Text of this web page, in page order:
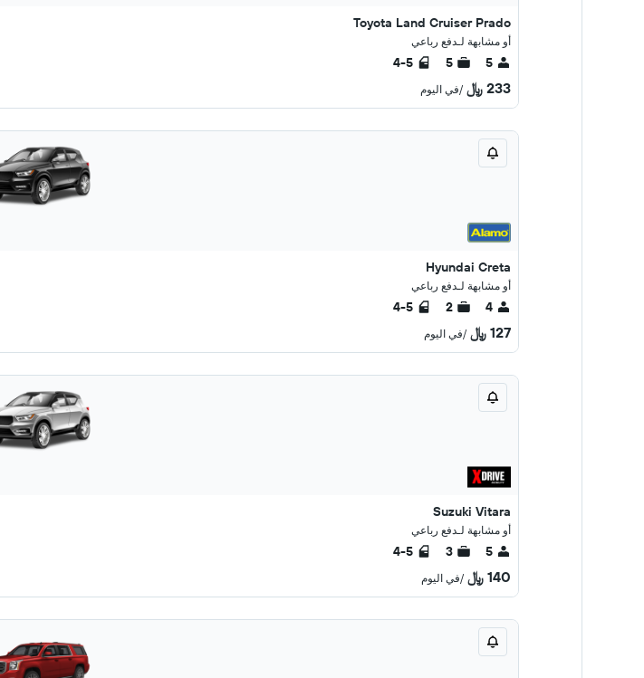
Toyota Land Cruiser Prado
أو مشابهة لـدفع رباعي
5
5
4-5
233 ﷼ /في اليوم
Hyundai Creta
أو مشابهة لـدفع رباعي
4
2
4-5
127 ﷼ /في اليوم
Suzuki Vitara
أو مشابهة لـدفع رباعي
5
3
4-5
140 ﷼ /في اليوم